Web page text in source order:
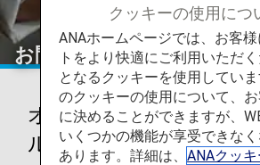
お問い合わせ
オランダ・ベルギー・
ルクからのお問い合わ
クッキーの使用につ
ANAホームページでは、お客様
トをより快適にご利用いただ
となるクッキーを使用してい
のクッキーの使用について、
に決めることができますが、
いくつかの機能が享受できな
あります。詳細は、 ANAクッキ